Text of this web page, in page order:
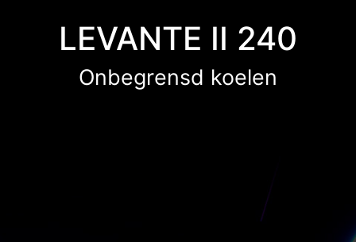
LEVANTE II 240
Onbegrensd koelen